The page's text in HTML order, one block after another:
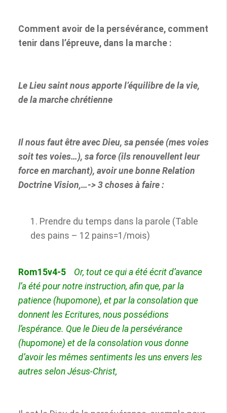
Comment avoir de la persévérance, comment
tenir dans l’épreuve, dans la marche :
Le Lieu saint nous apporte l’équilibre de la vie,
de la marche chrétienne
Il nous faut être avec Dieu, sa pensée (mes voies
soit tes voies…), sa force (ils renouvellent leur
force en marchant), avoir une bonne Relation
Doctrine Vision,…-> 3 choses à faire :
Prendre du temps dans la parole (Table
des pains – 12 pains=1/mois)
Rom15v4-5
Or, tout ce qui a été écrit d’avance
l’a été pour notre instruction, afin que, par la
patience (hupomone), et par la consolation que
donnent les Ecritures, nous possédions
l’espérance. Que le Dieu de la persévérance
(hupomone) et de la consolation vous donne
d’avoir les mêmes sentiments les uns envers les
autres selon Jésus-Christ,